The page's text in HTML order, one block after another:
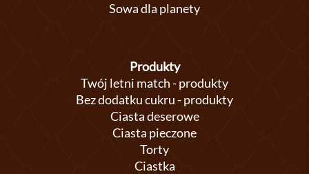
Sowa dla planety
Produkty
Twój letni match - produkty
Bez dodatku cukru - produkty
Ciasta deserowe
Ciasta pieczone
Torty
Ciastka